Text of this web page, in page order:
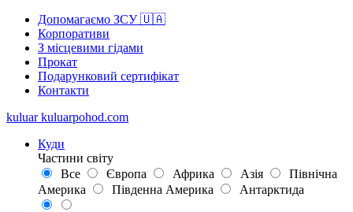
Допомагаємо ЗСУ 🇺🇦
Корпоративи
З місцевими гідами
Прокат
Подарунковий сертифікат
Контакти
kuluar kuluarpohod.com
Куди
Частини світу
Все
Європа Африка Азія
Північна
Америка
Південна Америка Антарктида